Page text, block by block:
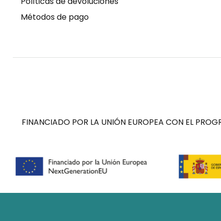
Métodos de pago
FINANCIADO POR LA UNIÓN EUROPEA CON EL